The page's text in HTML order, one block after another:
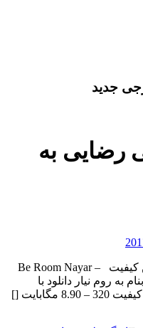
جدید
رضایی به
علی رضایی بنام به روم نیار با بالاترین کیفیت – Be Room Nayar
به روم نیار دانلود با
کیفیت 128 – 3.70 مگابایت [] دانلود با کیفیت 320 – 8.90 مگابایت []